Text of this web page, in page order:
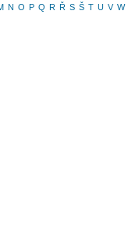
N O P Q R Ř S Š T U V W